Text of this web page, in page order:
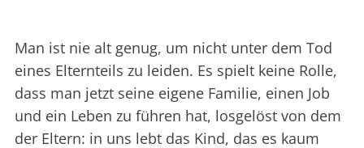
Man ist nie alt genug, um nicht unter dem Tod
eines Elternteils zu leiden. Es spielt keine Rolle,
dass man jetzt seine eigene Familie, einen Job
und ein Leben zu führen hat, losgelöst von dem
der Eltern: in uns lebt das Kind, das es kaum